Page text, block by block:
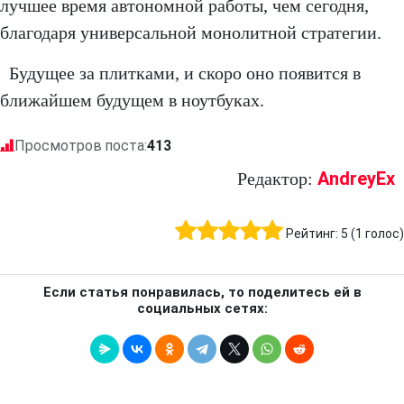
лучшее время автономной работы, чем сегодня,
благодаря универсальной монолитной стратегии.
Будущее за плитками, и скоро оно появится в
ближайшем будущем в ноутбуках.
Просмотров поста:413
Редактор: AndreyEx
Рейтинг: 5 (1 голос)
Если статья понравилась, то поделитесь ей в
социальных сетях: